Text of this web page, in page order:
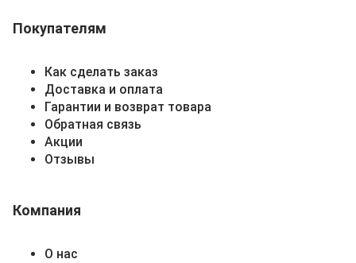
Покупателям
Как сделать заказ
Доставка и оплата
Гарантии и возврат товара
Обратная связь
Акции
Отзывы
Компания
О нас